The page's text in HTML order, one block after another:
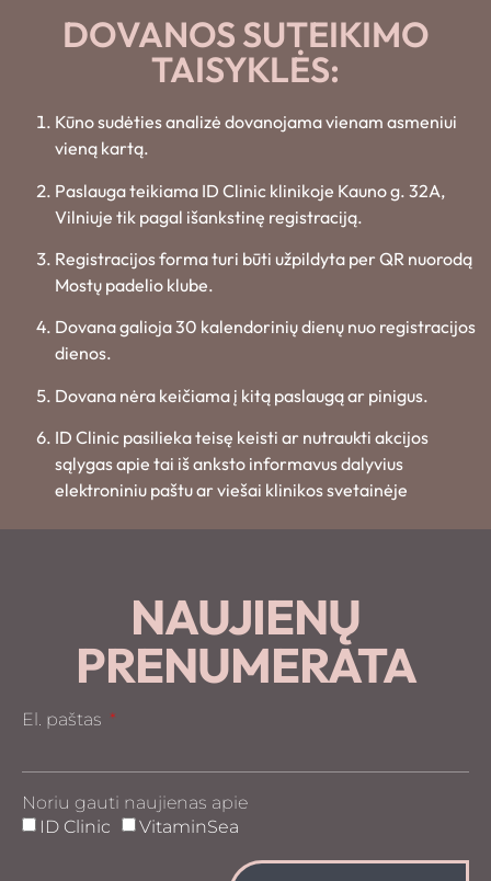
DOVANOS SUTEIKIMO
TAISYKLĖS:
Kūno sudėties analizė dovanojama vienam asmeniui
vieną kartą.
Paslauga teikiama ID Clinic klinikoje Kauno g. 32A,
Vilniuje tik pagal išankstinę registraciją.
Registracijos forma turi būti užpildyta per QR nuorodą
Mostų padelio klube.
Dovana galioja 30 kalendorinių dienų nuo registracijos
dienos.
Dovana nėra keičiama į kitą paslaugą ar pinigus.
ID Clinic pasilieka teisę keisti ar nutraukti akcijos
sąlygas apie tai iš anksto informavus dalyvius
elektroniniu paštu ar viešai klinikos svetainėje
NAUJIENŲ
PRENUMERATA
El. paštas
Noriu gauti naujienas apie
ID Clinic
VitaminSea